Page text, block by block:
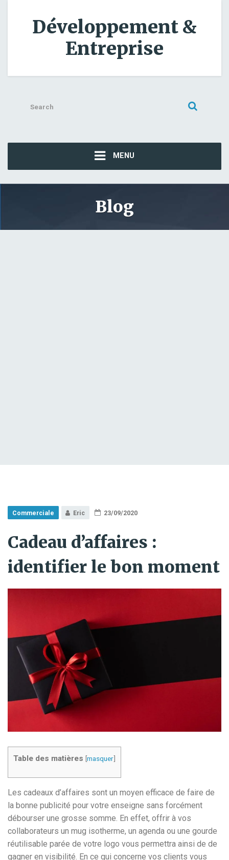
Développement &
Entreprise
for:
MENU
Blog
Commerciale Eric 23/09/2020
Cadeau d’affaires :
identifier le bon moment
Table des matières [masquer]
Les cadeaux d’affaires sont un moyen efficace de faire de
la bonne publicité pour votre enseigne sans forcément
débourser une grosse somme. En effet, offrir à vos
collaborateurs un mug isotherme, un agenda ou une gourde
réutilisable parée de votre logo vous permettra ainsi de de
gagner en visibilité. En ce qui concerne vos clients vous